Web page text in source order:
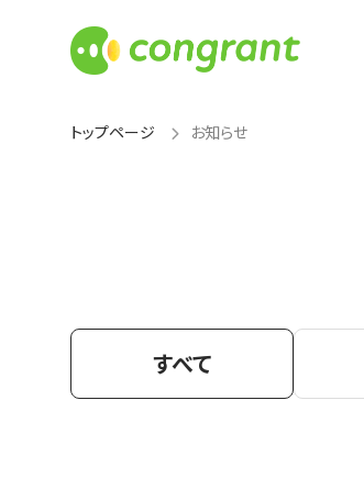
トップページ お知らせ
すべて